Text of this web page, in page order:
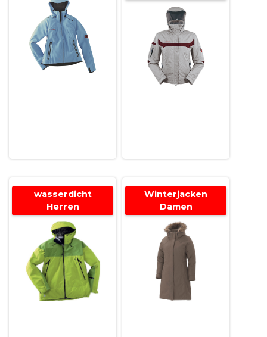
wasserdicht
Herren
Winterjacken
Damen